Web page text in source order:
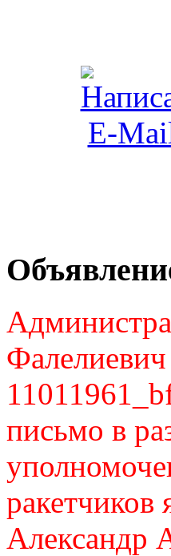
письмо в
ракетчиков
Александр